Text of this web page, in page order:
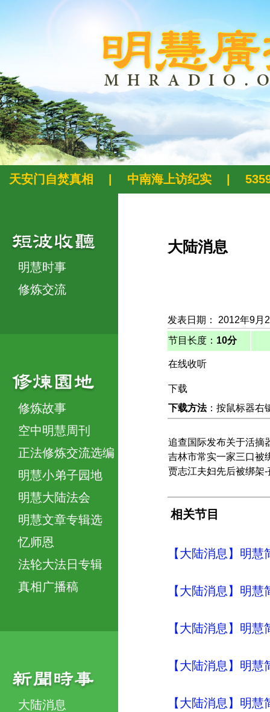
天安门自焚真相 中南海上访纪实
明慧时事
修炼交流
修炼故事
空中明慧周刊
正法修炼交流选编
明慧小弟子园地
明慧大陆法会
明慧文章专辑选
忆师恩
法轮大法日专辑
真相广播稿
大陆消息
大陆消息
发表日期： 2012年9月
节目长度： 10分
在线收听
下载
下载方法：按鼠标器右
追查国际发布关于活摘
吉林市常实一家三口被
贾志江夫妇先后被绑架
相关节目
【大陆消息】明
【大陆消息】明
【大陆消息】明
【大陆消息】明
【大陆消息】明